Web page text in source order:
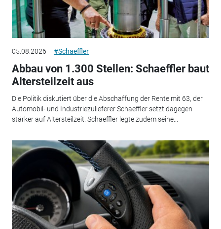
05.08.2026 #Schaeffler
Abbau von 1.300 Stellen: Schaeffler baut
Altersteilzeit aus
Die Politik diskutiert über die Abschaffung der Rente mit 63, der
Automobil- und Industriezulieferer Schaeffler setzt dagegen
stärker auf Altersteilzeit. Schaeffler legte zudem seine...